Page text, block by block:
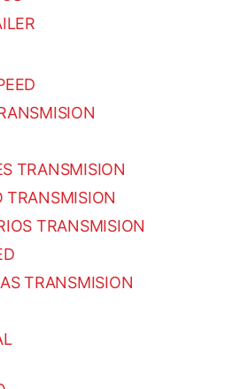
TRANSMISION
TRANSMISION
TRANSMISION
TRANSMISION